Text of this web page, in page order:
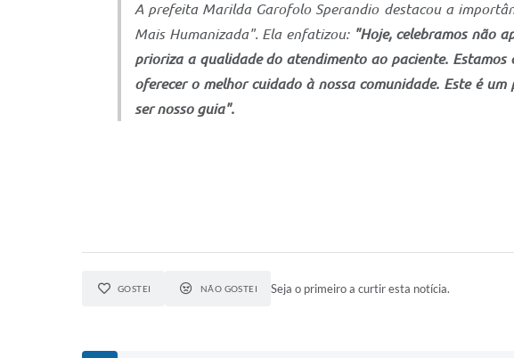
A prefeita Marilda Garofolo Sperandio destacou a
Mais Humanizada". Ela enfatizou: "Hoje, celebramos não
prioriza a qualidade do atendimento ao paciente.
oferecer o melhor cuidado à nossa comunidade. Este é
ser nosso guia".
GOSTEI NÃO GOSTEI Seja o primeiro a curtir esta notícia.